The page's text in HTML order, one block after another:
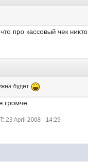
про кассовый чек
будет
громче.
23 April 2008 - 14:29